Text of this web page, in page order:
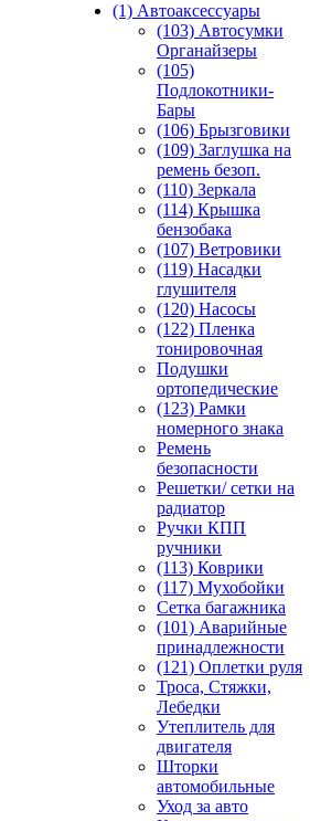
(1) Автоаксессуары
(103) Автосумки
Органайзеры
(105)
Подлокотники-
Бары
(106) Брызговики
(109) Заглушка на
ремень безоп.
(110) Зеркала
(114) Крышка
бензобака
(107) Ветровики
(119) Насадки
глушителя
(120) Насосы
(122) Пленка
тонировочная
Подушки
ортопедические
(123) Рамки
номерного знака
Ремень
безопасности
Решетки/ сетки на
радиатор
Ручки КПП
ручники
(113) Коврики
(117) Мухобойки
Сетка багажника
(101) Аварийные
принадлежности
(121) Оплетки руля
Троса, Стяжки,
Лебедки
Утеплитель для
двигателя
Шторки
автомобильные
Уход за авто